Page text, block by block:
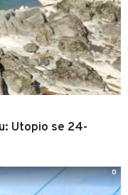
Utopio se 24-
0